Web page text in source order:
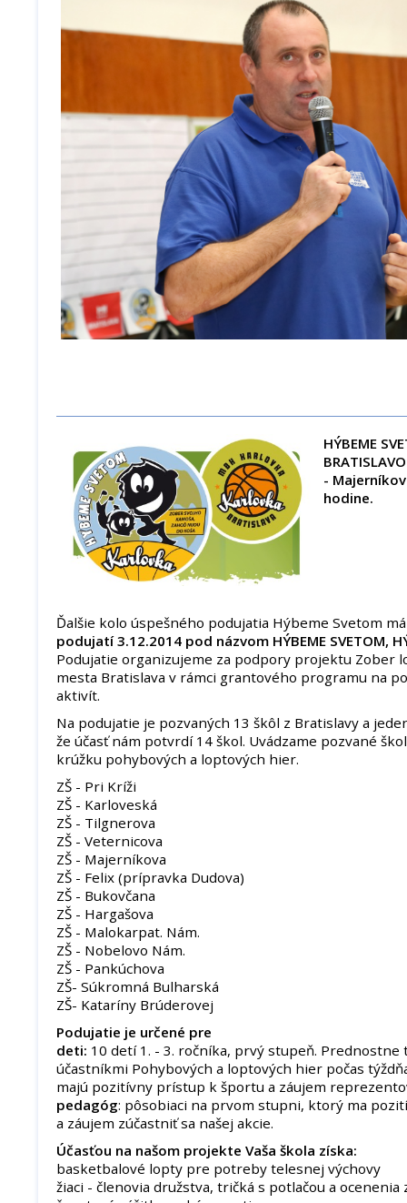
HÝBEME
-
hodine.
Ďalšie kolo úspešného podujatia Hýbeme Svetom
podujatí 3.12.2014 pod názvom HÝBEME SVETOM,
Podujatie organizujeme za podpory projektu Zober
mesta Bratislava v rámci grantového programu na
aktivít.
Na podujatie je pozvaných 13 škôl z Bratislavy a
že účasť nám potvrdí 14 škol. Uvádzame pozvané
krúžku pohybových a loptových hier.
ZŠ - Pri Kríži
ZŠ - Karloveská
ZŠ - Tilgnerova
ZŠ - Veternicova
ZŠ - Majerníkova
ZŠ - Felix (prípravka Dudova)
ZŠ - Bukovčana
ZŠ - Hargašova
ZŠ - Malokarpat. Nám.
ZŠ - Nobelovo Nám.
ZŠ - Pankúchova
ZŠ- Súkromná Bulharská
ZŠ- Kataríny Brúderovej
Podujatie je určené pre
deti: 10 detí 1. - 3. ročníka, prvý stupeň.
účastníkmi Pohybových a loptových hier počas
majú pozitívny prístup k športu a záujem
pedagóg: pôsobiaci na prvom stupni, ktorý ma
a záujem zúčastniť sa našej akcie.
Účasťou na našom projekte Vaša škola získa:
basketbalové lopty pre potreby telesnej výchovy
žiaci - členovia družstva, tričká s potlačou a